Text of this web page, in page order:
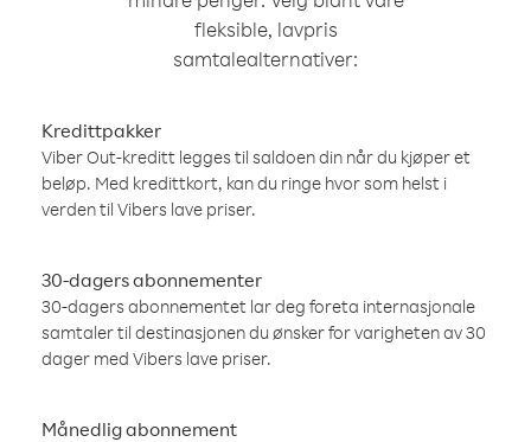
fleksible, lavpris
samtalealternativer:
Kredittpakker
Viber Out-kreditt legges til saldoen din når du kjøper et
beløp. Med kredittkort, kan du ringe hvor som helst i
verden til Vibers lave priser.
30-dagers abonnementer
30-dagers abonnementet lar deg foreta internasjonale
samtaler til destinasjonen du ønsker for varigheten av 30
dager med Vibers lave priser.
Månedlig abonnement